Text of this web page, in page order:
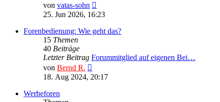
von vatas-sohn
Beitrag
25. Jun 2026, 16:23
Forenbedienung: Wie geht das?
15 Themen
40 Beiträge
Letzter Beitrag Forummitglied auf eigenen Bei…
von Bernd R.
Beitrag
18. Aug 2024, 20:17
Werbeforen